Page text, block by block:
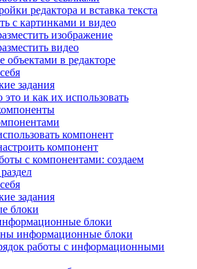
редактора и вставка текста
с картинками и видео
изображение
видео
объектами в редакторе
задания
и как их использовать
компонент
компонент
с компонентами: создаем
задания
блоки
блоки
информационные блоки
работы с информационными